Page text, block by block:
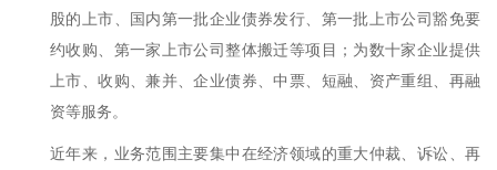
股的上市、国内第一批企业债券发行、第一批上市公司豁免要
约收购、第一家上市公司整体搬迁等项目；为数十家企业提供
上市、收购、兼并、企业债券、中票、短融、资产重组、再融
资等服务。
近年来，业务范围主要集中在经济领域的重大仲裁、诉讼、再